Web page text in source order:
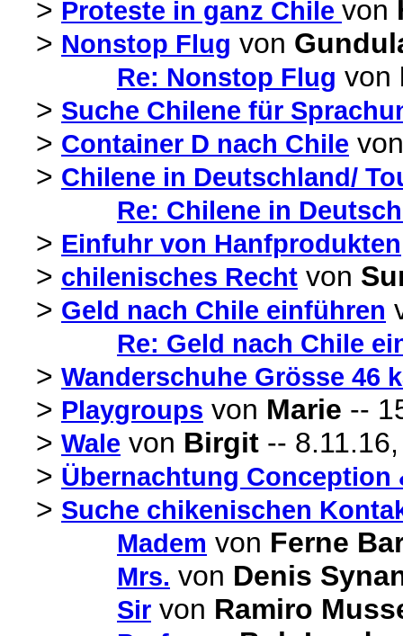
> Proteste in ganz Chile von
> Nonstop Flug von
Re: Nonstop Flug von
> Suche Chilene für
> Container D nach Chile
> Chilene in Deutschland/
Re: Chilene in
> Einfuhr von Hanfprodukten
> chilenisches Recht von
> Geld nach Chile einführen
Re: Geld nach Chile
> Wanderschuhe Grösse 46
> Playgroups von Marie --
> Wale von Birgit --
> Übernachtung Conception
> Suche chikenischen
Madem von Ferne
Mrs. von Denis
Sir von Ramiro